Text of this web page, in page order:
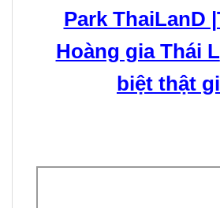
Park ThaiLanD
Hoàng gia Thái L
biệt thật